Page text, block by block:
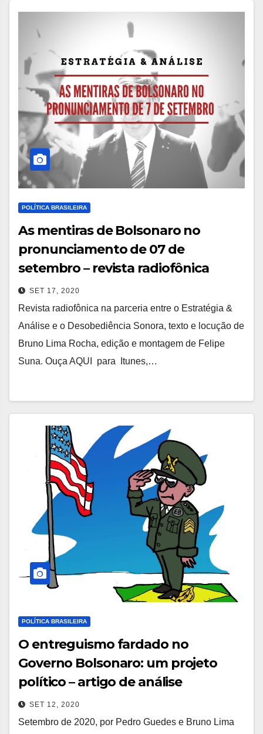
POLÍTICA BRASILEIRA
As mentiras de Bolsonaro no
pronunciamento de 07 de
setembro – revista radiofônica
SET 17, 2020
Revista radiofônica na parceria entre o Estratégia &
Análise e o Desobediência Sonora, texto e locução de
Bruno Lima Rocha, edição e montagem de Felipe
Suna. Ouça AQUI para Itunes,…
POLÍTICA BRASILEIRA
O entreguismo fardado no
Governo Bolsonaro: um projeto
político – artigo de análise
SET 12, 2020
Setembro de 2020, por Pedro Guedes e Bruno Lima